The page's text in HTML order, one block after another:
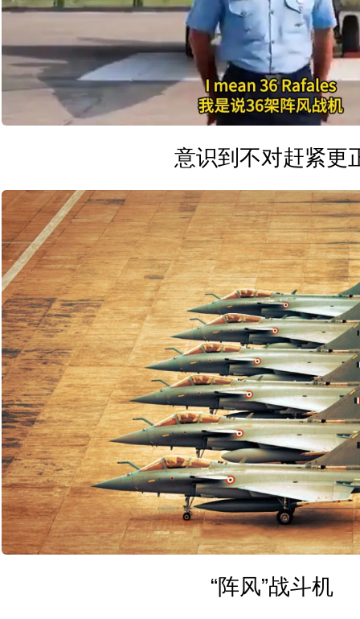
意识到不对赶紧更
“阵风”战斗机